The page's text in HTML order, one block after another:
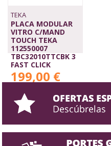
TEKA
PLACA MODULAR
VITRO C/MAND
TOUCH TEKA
112550007
TBC32010TTCBK 3
FAST CLICK
199,00 €